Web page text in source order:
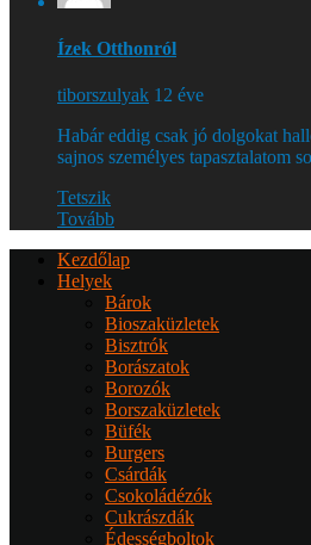
Ízek Otthonról
tiborszulyak 12 éve
Habár eddig csak jó dolgokat
sajnos személyes tapasztalatom
Tetszik
Tovább
Kezdőlap
Helyek
Bárok
Bioszaküzletek
Bisztrók
Borászatok
Borozók
Borszaküzletek
Büfék
Burgers
Csárdák
Csokoládézók
Cukrászdák
Édességboltok